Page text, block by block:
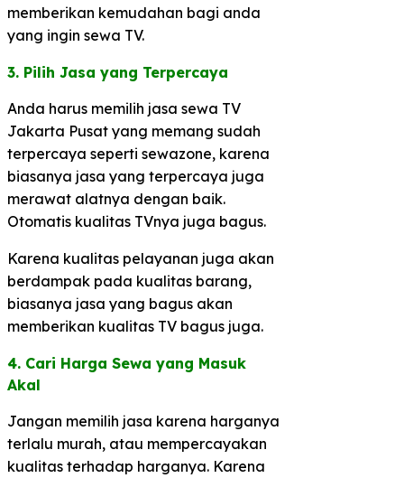
memberikan kemudahan bagi anda
yang ingin sewa TV.
3. Pilih Jasa yang Terpercaya​
Anda harus memilih jasa sewa TV
Jakarta Pusat yang memang sudah
terpercaya seperti sewazone, karena
biasanya jasa yang terpercaya juga
merawat alatnya dengan baik.
Otomatis kualitas TVnya juga bagus.
Karena kualitas pelayanan juga akan
berdampak pada kualitas barang,
biasanya jasa yang bagus akan
memberikan kualitas TV bagus juga.
4. Cari Harga Sewa yang Masuk
Akal​
Jangan memilih jasa karena harganya
terlalu murah, atau mempercayakan
kualitas terhadap harganya. Karena